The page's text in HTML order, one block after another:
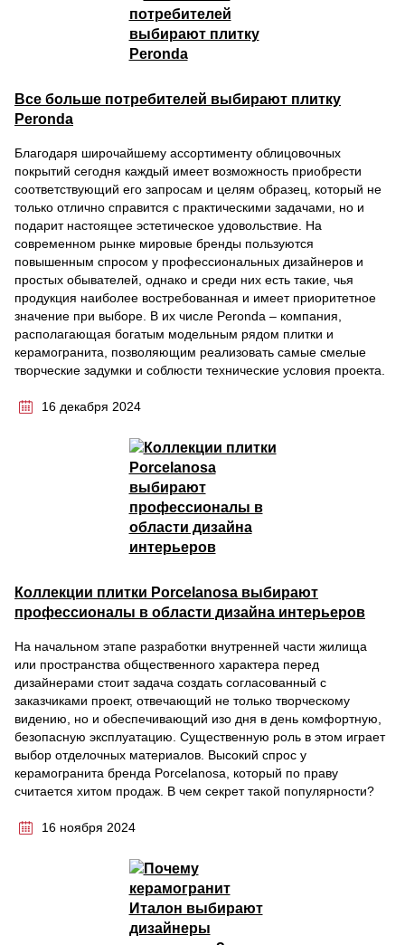
Все больше потребителей выбирают плитку
Peronda
Благодаря широчайшему ассортименту облицовочных
покрытий сегодня каждый имеет возможность приобрести
соответствующий его запросам и целям образец, который не
только отлично справится с практическими задачами, но и
подарит настоящее эстетическое удовольствие. На
современном рынке мировые бренды пользуются
повышенным спросом у профессиональных дизайнеров и
простых обывателей, однако и среди них есть такие, чья
продукция наиболее востребованная и имеет приоритетное
значение при выборе. В их числе Peronda – компания,
располагающая богатым модельным рядом плитки и
керамогранита, позволяющим реализовать самые смелые
творческие задумки и соблюсти технические условия проекта.
16 декабря 2024
Коллекции плитки Porcelanosa выбирают
профессионалы в области дизайна интерьеров
На начальном этапе разработки внутренней части жилища
или пространства общественного характера перед
дизайнерами стоит задача создать согласованный с
заказчиками проект, отвечающий не только творческому
видению, но и обеспечивающий изо дня в день комфортную,
безопасную эксплуатацию. Существенную роль в этом играет
выбор отделочных материалов. Высокий спрос у
керамогранита бренда Porcelanosa, который по праву
считается хитом продаж. В чем секрет такой популярности?
16 ноября 2024